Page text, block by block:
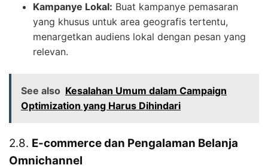
Kampanye Lokal: Buat kampanye pemasaran
yang khusus untuk area geografis tertentu,
menargetkan audiens lokal dengan pesan yang
relevan.
See also Kesalahan Umum dalam Campaign
Optimization yang Harus Dihindari
2.8. E-commerce dan Pengalaman Belanja
Omnichannel